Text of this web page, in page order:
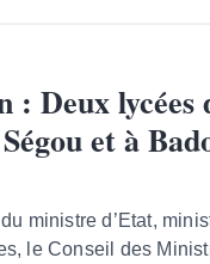
: Deux lycées
et à
ministre d’Etat,
le Conseil des